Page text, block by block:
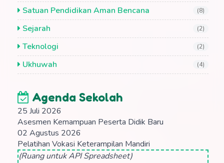
Satuan Pendidikan Aman Bencana (8)
Sejarah (2)
Teknologi (2)
Ukhuwah (4)
Agenda Sekolah
25 Juli 2026
Asesmen Kemampuan Peserta Didik Baru
02 Agustus 2026
Pelatihan Vokasi Keterampilan Mandiri
(Ruang untuk API Spreadsheet)